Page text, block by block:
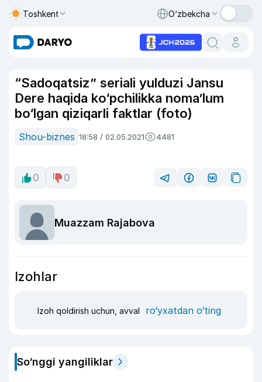
Toshkent O‘zbekcha
“Sadoqatsiz” seriali yulduzi Jansu
Dere haqida ko‘pchilikka noma’lum
bo‘lgan qiziqarli faktlar (foto)
Shou-biznes 18:58 / 02.05.2021 4481
0 0
Muazzam Rajabova
Izohlar
Izoh qoldirish uchun, avval ro‘yxatdan o‘ting
So‘nggi yangiliklar